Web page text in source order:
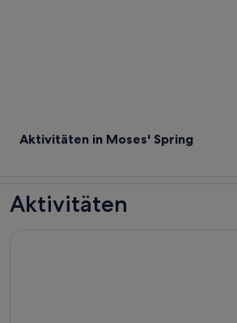
Aktivitäten in Moses' Spring
Aktivitäten